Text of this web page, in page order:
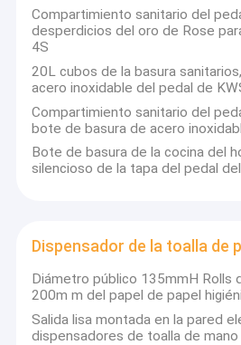
Control de calidad
éntrenos en contacto con
Noticias
Pida una cita
Máquinas del aire del olor
Máquina del difusor del olor de la
Máquina del olor del aroma
Compartimiento sanitario del
desperdicios del oro de Rose
4S
20L cubos de la basura
acero inoxidable del pedal de
Compartimiento sanitario del
bote de basura de acero
Bote de basura de la cocina del
silencioso de la tapa del pedal
Dispensador de la toalla de
Diámetro público 135mmH Rolls
200m m del papel de papel
Salida lisa montada en la pared
dispensadores de toalla de mano
KWS está situado en Dongguan,
ubicación geográfica superior,
transporte sin obstáculo de las
tenemos más de 50 empleados, el
ordenado y la eficacia del trabajo es
También tenemos un equipo
nuestras ventas anuales son tan
principales de la exportación de
Alemania, los E.E.U.U., Dubai, Japón, el
que 30 países y regiones en el Medio